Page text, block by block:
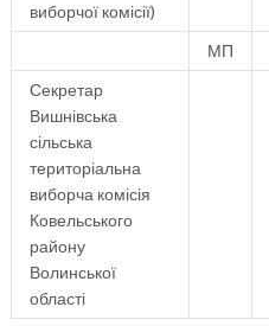
виборчої комісії)
МП
Секретар
Вишнівська
сільська
територіальна
виборча комісія
Ковельського
району
Волинської
області